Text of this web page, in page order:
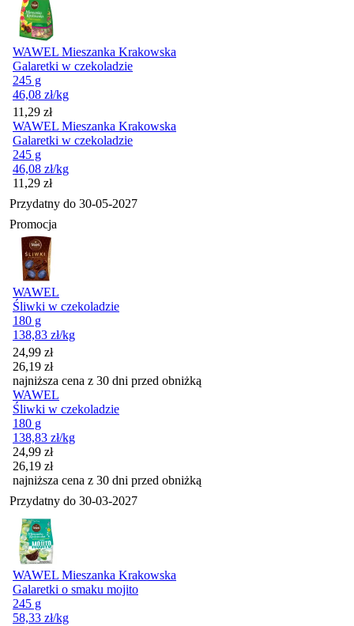
WAWEL Mieszanka Krakowska
Galaretki w czekoladzie
245 g
46,08 zł/kg
Cena
11,29 zł
WAWEL Mieszanka Krakowska
Galaretki w czekoladzie
245 g
46,08 zł/kg
Cena
11,29 zł
Przydatny do 30-05-2027
Promocja
WAWEL
Śliwki w czekoladzie
180 g
138,83 zł/kg
Cena promocyjna
24,99 zł
26,19 zł
najniższa cena z 30 dni przed obniżką
WAWEL
Śliwki w czekoladzie
180 g
138,83 zł/kg
Cena promocyjna
24,99 zł
26,19 zł
najniższa cena z 30 dni przed obniżką
Przydatny do 30-03-2027
WAWEL Mieszanka Krakowska
Galaretki o smaku mojito
245 g
58,33 zł/kg